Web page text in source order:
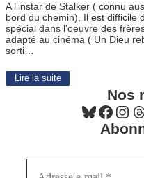
A l’instar de Stalker ( connu
bord du chemin), Il est difficile
spécial dans l’oeuvre des
adapté au cinéma ( Un Dieu
sorti…
Lire la suite
Nos
Bluesky Facebook Instagram Threads